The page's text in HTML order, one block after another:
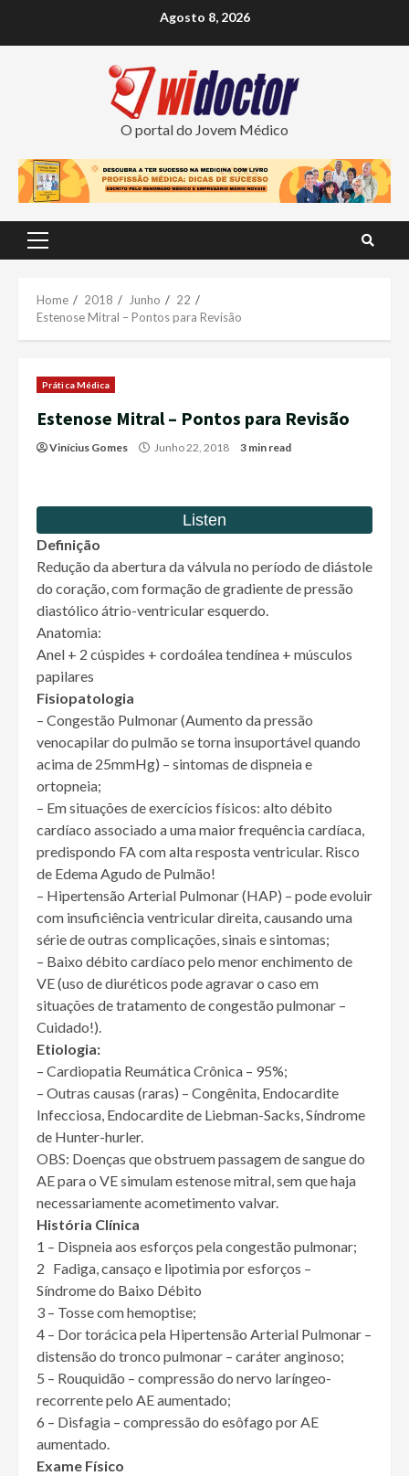
Agosto 8, 2026
O portal do Jovem Médico
Primary
Home 2018 Junho
22
Estenose Mitral – Pontos para Revisão
Prática Médica
Estenose Mitral – Pontos para Revisão
Vinícius Gomes Junho 22, 2018 3 min read
Definição
Redução da abertura da válvula no período de diástole
do coração, com formação de gradiente de pressão
diastólico átrio-ventricular esquerdo.
Anatomia:
Anel + 2 cúspides + cordoálea tendínea + músculos
papilares
Fisiopatologia
– Congestão Pulmonar (Aumento da pressão
venocapilar do pulmão se torna insuportável quando
acima de 25mmHg) – sintomas de dispneia e
ortopneia;
– Em situações de exercícios físicos: alto débito
cardíaco associado a uma maior frequência cardíaca,
predispondo FA com alta resposta ventricular. Risco
de Edema Agudo de Pulmão!
– Hipertensão Arterial Pulmonar (HAP) – pode evoluir
com insuficiência ventricular direita, causando uma
série de outras complicações, sinais e sintomas;
– Baixo débito cardíaco pelo menor enchimento de
VE (uso de diuréticos pode agravar o caso em
situações de tratamento de congestão pulmonar –
Cuidado!).
Etiologia:
– Cardiopatia Reumática Crônica – 95%;
– Outras causas (raras) – Congênita, Endocardite
Infecciosa, Endocardite de Liebman-Sacks, Síndrome
de Hunter-hurler.
OBS: Doenças que obstruem passagem de sangue do
AE para o VE simulam estenose mitral, sem que haja
necessariamente acometimento valvar.
História Clínica
1 – Dispneia aos esforços pela congestão pulmonar;
2 Fadiga, cansaço e lipotimia por esforços –
Síndrome do Baixo Débito
3 – Tosse com hemoptise;
4 – Dor torácica pela Hipertensão Arterial Pulmonar –
distensão do tronco pulmonar – caráter anginoso;
5 – Rouquidão – compressão do nervo laríngeo-
recorrente pelo AE aumentado;
6 – Disfagia – compressão do esôfago por AE
aumentado.
Exame Físico